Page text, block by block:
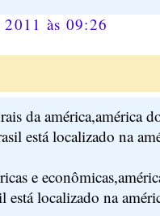
às 09:26
da américa,américa
está localizado na
e
está localizado na